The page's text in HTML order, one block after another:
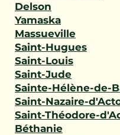
Delson
Yamaska
Massueville
Saint-Hugues
Saint-Louis
Saint-Jude
Sainte-Hélène-de-
Saint-Nazaire-
Saint-Théodore-
Béthanie